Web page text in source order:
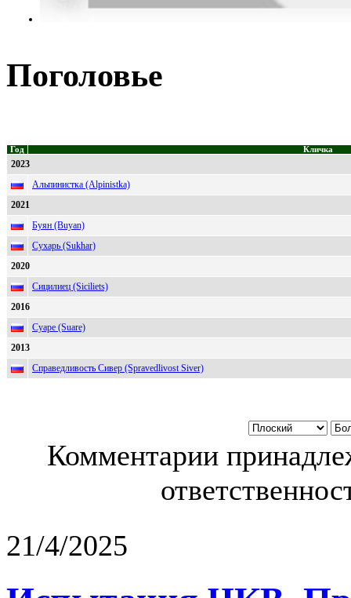
Поголовье
Год Кличка
2023
Альпинистка (Alpinistka)
2021
Буян (Buyan)
Сухарь (Sukhar)
2020
Сицилиец (Siciliets)
2016
Суаре (Suare)
2013
Справедливость Сивер (Spravedlivost Siver)
Комментарии
21/4/2025